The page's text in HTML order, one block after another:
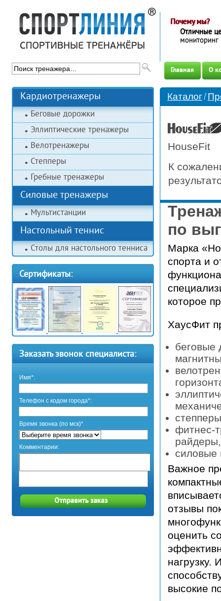
Кардиотренажеры
Беговые дорожки
Эллиптические тренажеры
Велотренажеры
Степперы
Гребные тренажеры
Силовые тренажеры
Мультистанции
Настольный теннис
Столы для настольного тенниса
Сертификаты:
Заказать звонок специалиста:
Имя*:
Телефон с кодом города*:
Время звонка (по мск)*
Комментарии:
Почему мы?
Отличные
Главная О
Каталог/
HouseFit
К
по
Марка
спорта и
которое
ХаусФит
беговые
фитнес-
силовые
Важное
отзывы
оценить
нагрузку.
высокие